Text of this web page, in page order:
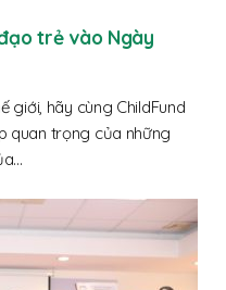
trẻ vào Ngày
giới, hãy cùng ChildFund
quan trọng của những